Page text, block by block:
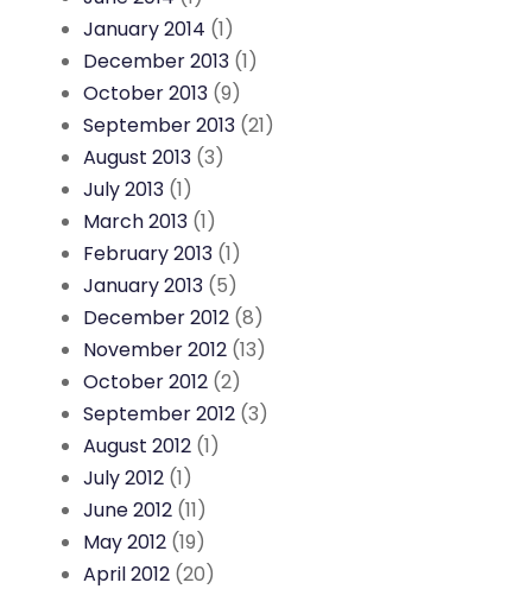
January 2014 (1)
December 2013 (1)
October 2013 (9)
September 2013 (21)
August 2013 (3)
July 2013 (1)
March 2013 (1)
February 2013 (1)
January 2013 (5)
December 2012 (8)
November 2012 (13)
October 2012 (2)
September 2012 (3)
August 2012 (1)
July 2012 (1)
June 2012 (11)
May 2012 (19)
April 2012 (20)